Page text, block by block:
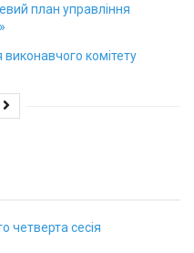
план управління
виконавчого комітету
четверта сесія